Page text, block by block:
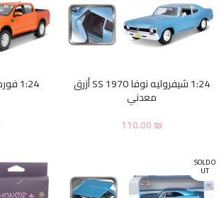
1:24 شيفروليه نوفا SS 1970 أزرق
معدني
110.00₪
SOLD O
UT